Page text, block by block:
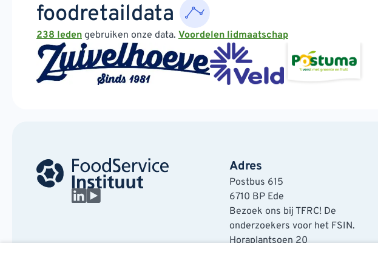
foodretaildata
238 leden gebruiken onze data. Voordelen lidmaatschap
Adres
Postbus 615
6710 BP Ede
Bezoek ons bij TFRC! De
onderzoekers voor het FSIN.
Horaplantsoen 20